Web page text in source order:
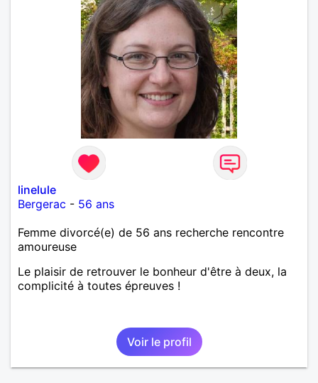
linelule
Bergerac - 56 ans
Femme divorcé(e) de 56 ans recherche rencontre
amoureuse
Le plaisir de retrouver le bonheur d'être à deux, la
complicité à toutes épreuves !
Voir le profil